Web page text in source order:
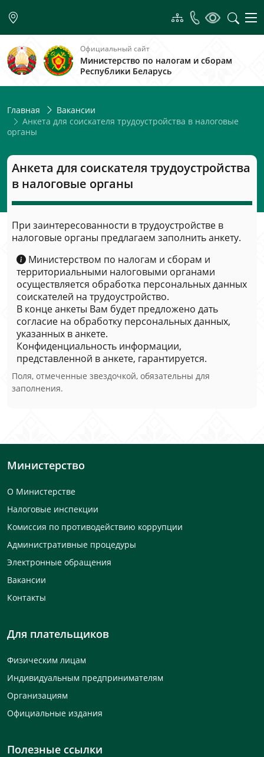
Официальный сайт
Министерство по налогам и сборам
Республики Беларусь
Главная
Вакансии
Анкета для соискателя трудоустройства в налоговые
органы
Анкета для соискателя трудоустройства
в налоговые органы
При заинтересованности в трудоустройстве в
налоговые органы предлагаем заполнить анкету.
Министерством по налогам и сборам и
территориальными налоговыми органами
осуществляется обработка персональных данных
соискателей на трудоустройство.
В конце анкеты Вам будет предложено дать
согласие на обработку персональных данных,
указанных в анкете.
Конфиденциальность информации,
представленной в анкете, гарантируется.
Поля, отмеченные звездочкой, обязательны для
заполнения.
Министерство
О Министерстве
Налоговые инспекции
Комиссия по противодействию коррупции
Административные процедуры
Электронные обращения
Вакансии
Контакты
Для плательщиков
Физическим лицам
Индивидуальным предпринимателям
Организациям
Официальные издания
Полезные ссылки